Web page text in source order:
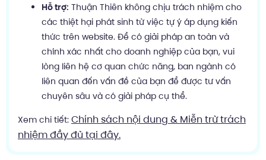
Hỗ trợ: Thuận Thiên không chịu trách nhiệm cho
các thiệt hại phát sinh từ việc tự ý áp dụng kiến
thức trên website. Để có giải pháp an toàn và
chính xác nhất cho doanh nghiệp của bạn, vui
lòng liên hệ cơ quan chức năng, ban ngành có
liên quan đến vấn đề của bạn để được tư vấn
chuyên sâu và có giải pháp cụ thể.
Xem chi tiết: Chính sách nội dung & Miễn trừ trách
nhiệm đầy đủ tại đây.